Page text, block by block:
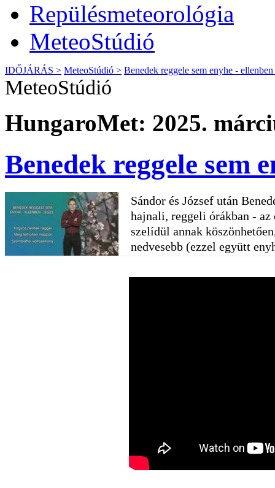
Repülésmeteorológia
MeteoStúdió
IDŐJÁRÁS > MeteoStúdió > Benedek reggele sem enyhe -
MeteoStúdió
HungaroMet: 2025.
Benedek reggele sem
Sándor és József után
hajnali, reggeli órákban - az
szelídül annak
nedvesebb (ezzel együtt